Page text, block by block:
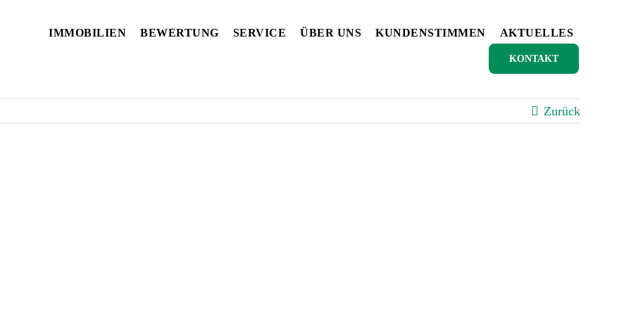
IMMOBILIEN BEWERTUNG SERVICE ÜBER UNS KUNDENSTIMMEN AKTUELLES
KONTAKT
Zurück